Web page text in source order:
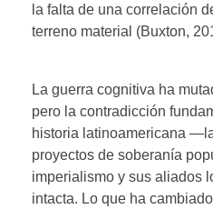
la falta de una correlación
terreno material (Buxton,
La guerra cognitiva ha
pero la contradicción
historia latinoamericana
proyectos de soberanía
imperialismo y sus aliados
intacta. Lo que ha